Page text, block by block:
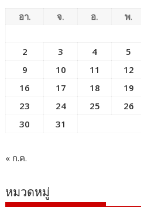
อา. จ. อ. พ.
2
3 4 5
9
10 11 12
16
17 18 19
23
24 25 26
30
31
« ก.ค.
หมวดหมู่